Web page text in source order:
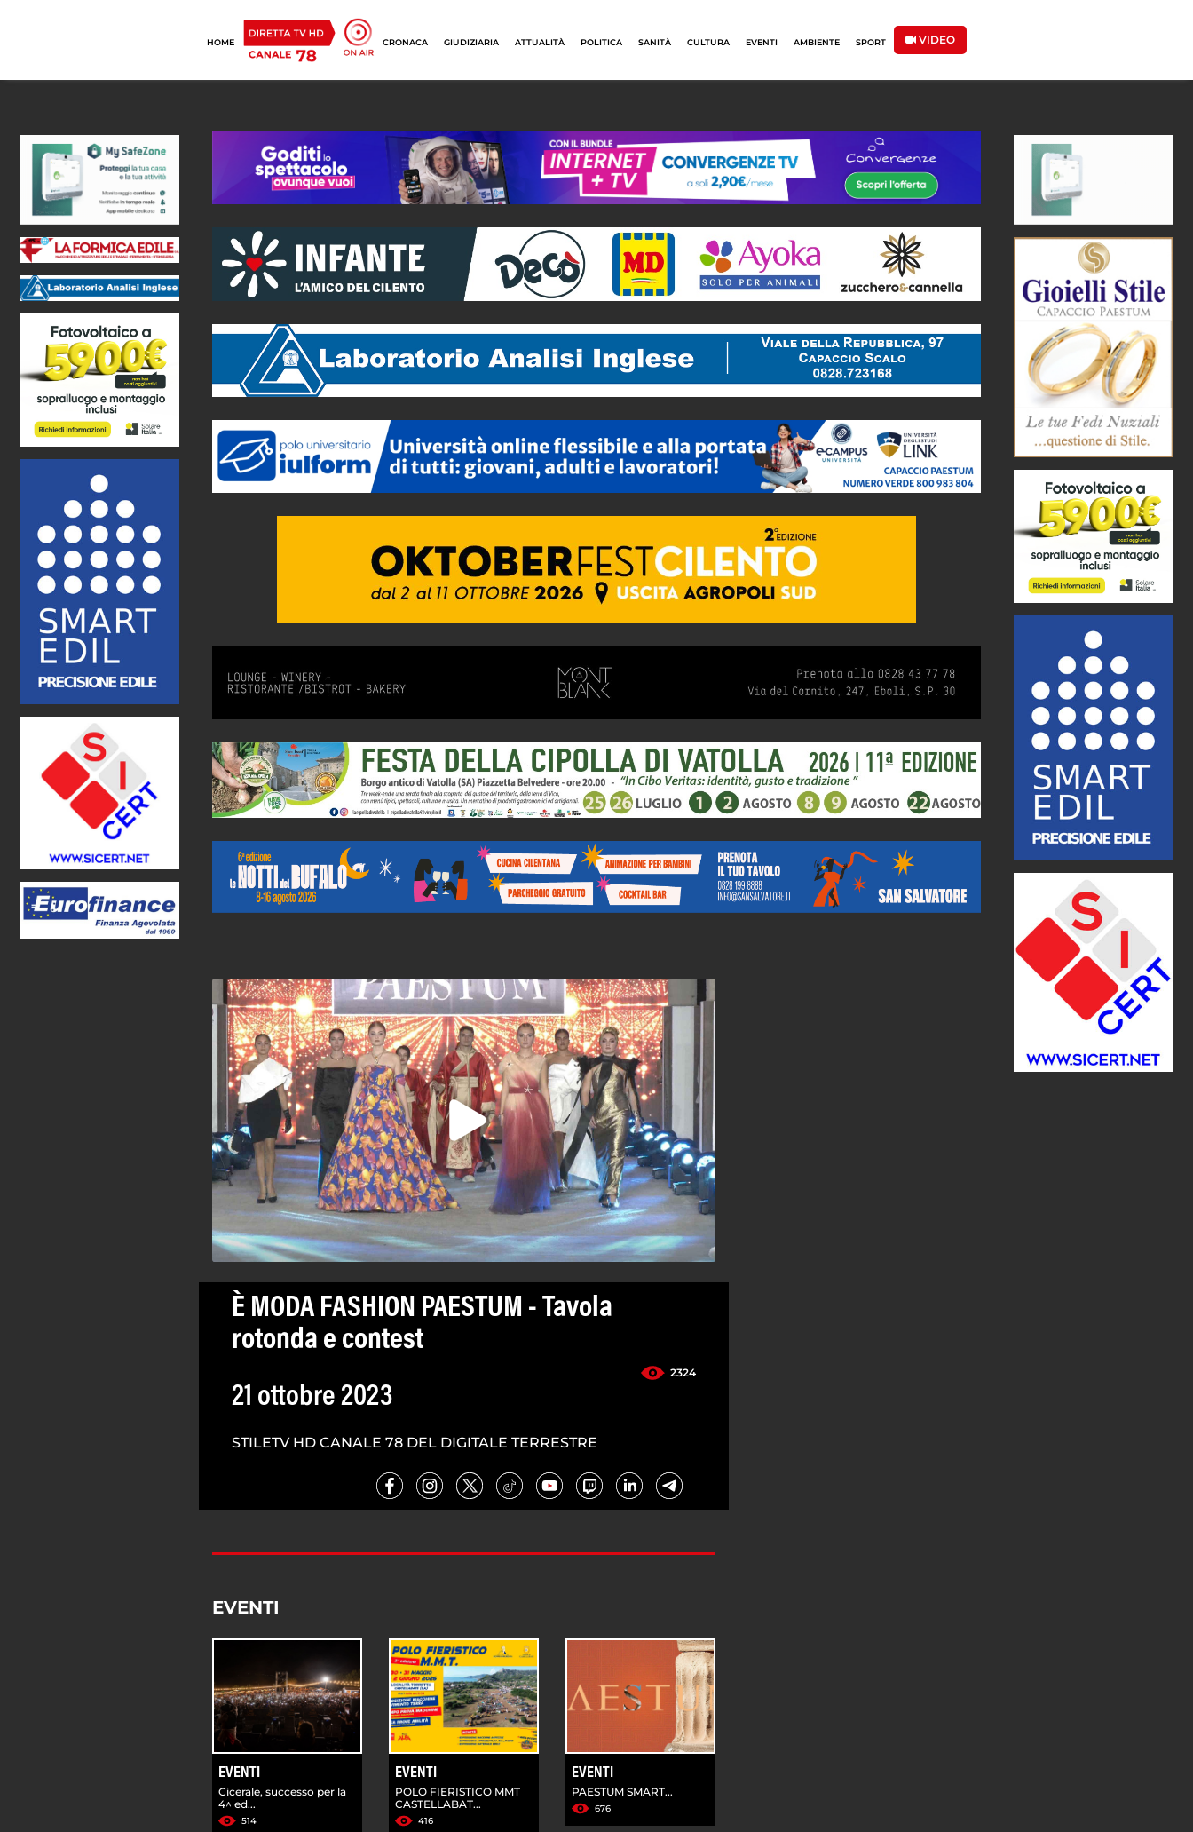
HOME CRONACA GIUDIZIARIA ATTUALITÀ POLITICA SANITÀ CULTURA EVENTI AMBIENTE SPORT VIDEO
È MODA FASHION PAESTUM - Tavola
rotonda e contest
2324
21 ottobre 2023
STILETV HD CANALE 78 DEL DIGITALE TERRESTRE
EVENTI
EVENTI
Cicerale, successo per la
4^ ed...
514
EVENTI
POLO FIERISTICO MMT
CASTELLABAT...
416
EVENTI
PAESTUM SMART...
676